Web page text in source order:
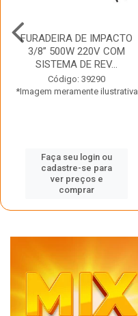
FURADEIRA DE IMPACTO
3/8” 500W 220V COM
SISTEMA DE REV...
Código: 39290
*Imagem meramente ilustrativa
Faça seu login ou
cadastre-se para
ver preços e
comprar